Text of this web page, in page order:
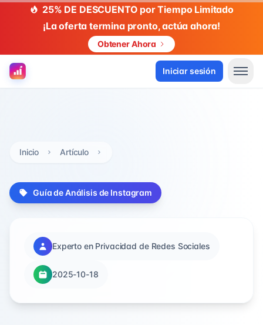
25% DE DESCUENTO por Tiempo Limitado
¡La oferta termina pronto, actúa ahora!
Obtener Ahora
Iniciar sesión
Inicio Artículo
Guía de Análisis de Instagram
Experto en Privacidad de Redes Sociales
2025-10-18